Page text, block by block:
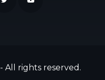
All rights reserved.